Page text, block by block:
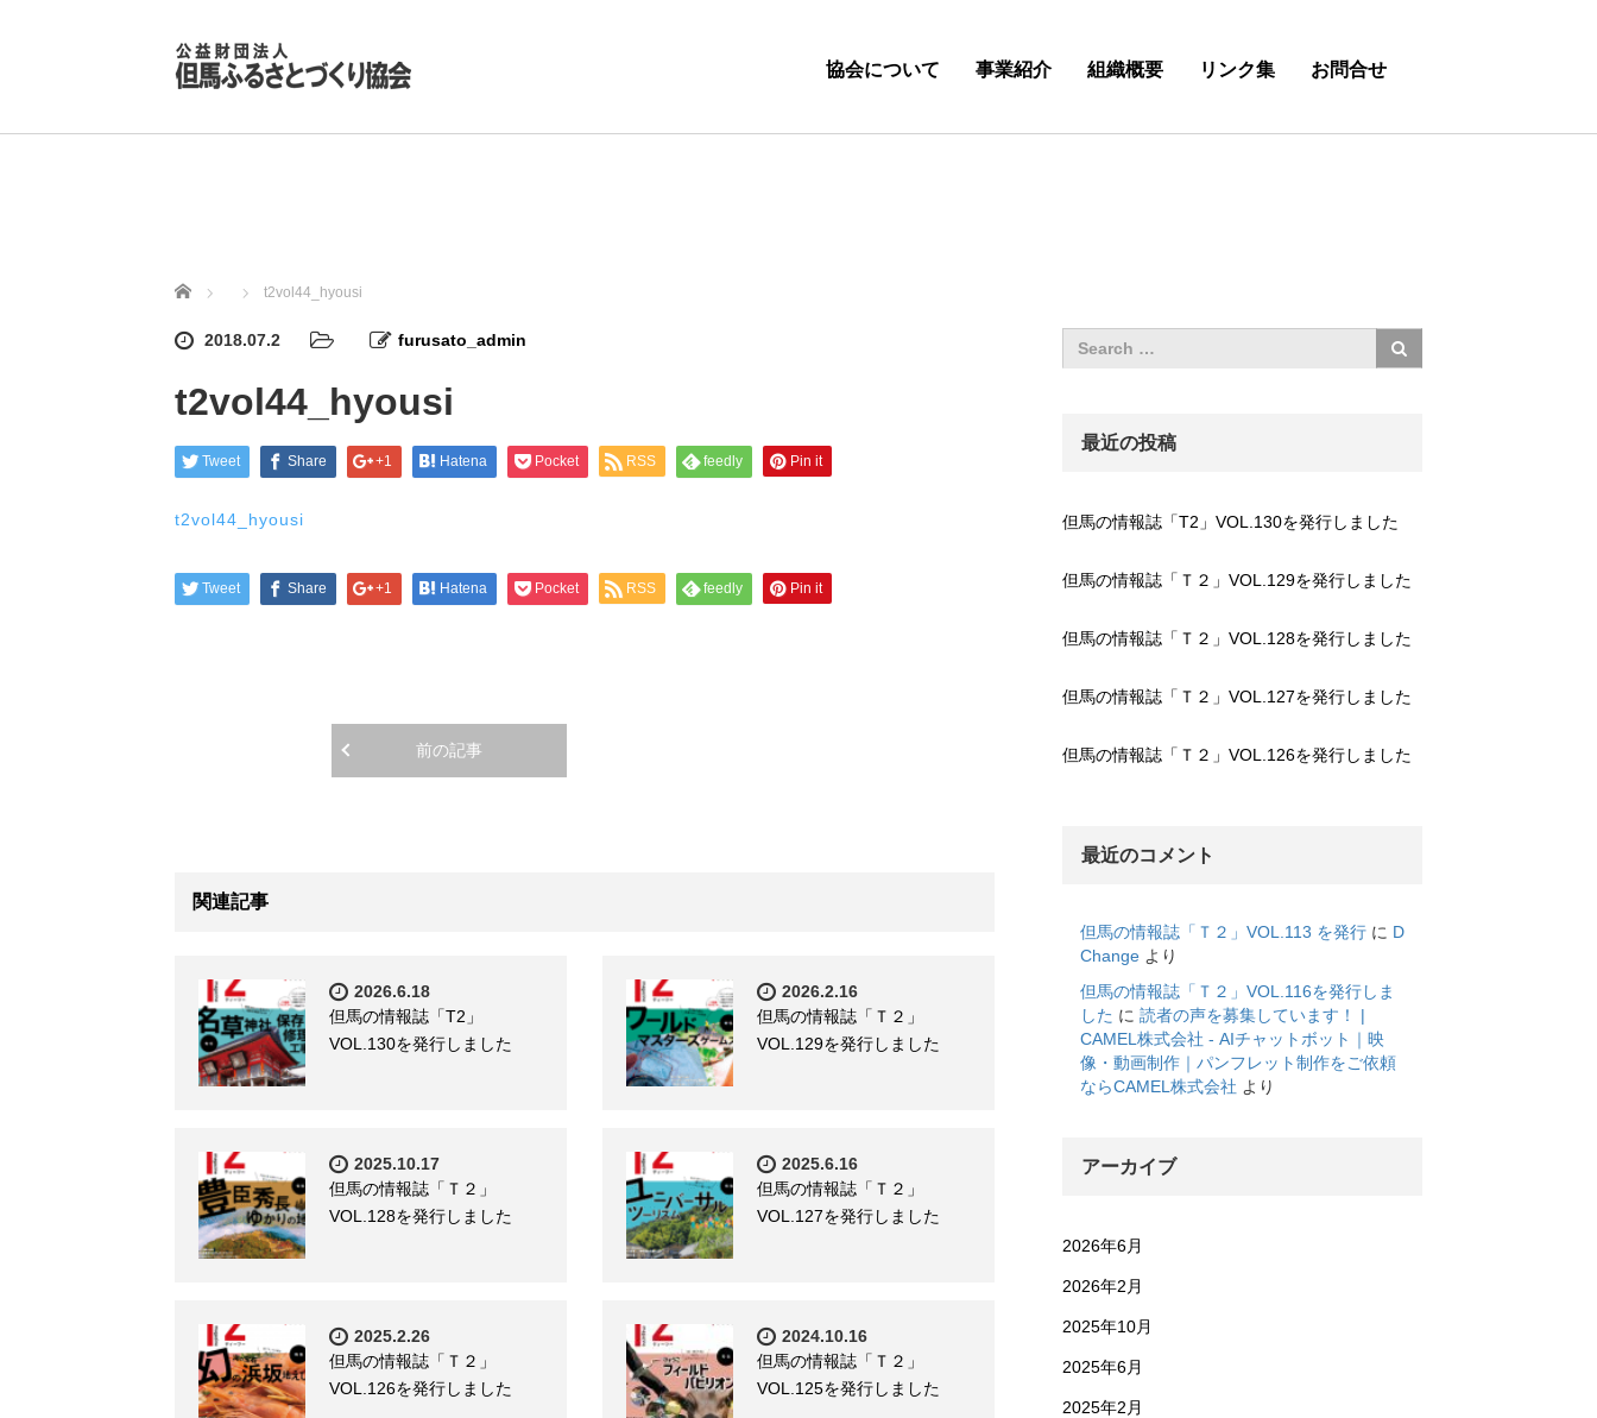
協会について 事業紹介 組織概要 リンク集 お問合せ
ホーム t2vol44_hyousi
2018.07.2 furusato_admin
t2vol44_hyousi
Tweet Share +1 Hatena Pocket RSS feedly Pin it
t2vol44_hyousi
Tweet Share +1 Hatena Pocket RSS feedly Pin it
前の記事
関連記事
2026.6.18
但馬の情報誌「T2」
VOL.130を発行しました
2026.2.16
但馬の情報誌「Ｔ２」
VOL.129を発行しました
2025.10.17
但馬の情報誌「Ｔ２」
VOL.128を発行しました
2025.6.16
但馬の情報誌「Ｔ２」
VOL.127を発行しました
2025.2.26
但馬の情報誌「Ｔ２」
VOL.126を発行しました
2024.10.16
但馬の情報誌「Ｔ２」
VOL.125を発行しました
最近の投稿
但馬の情報誌「T2」VOL.130を発行しました
但馬の情報誌「Ｔ２」VOL.129を発行しました
但馬の情報誌「Ｔ２」VOL.128を発行しました
但馬の情報誌「Ｔ２」VOL.127を発行しました
但馬の情報誌「Ｔ２」VOL.126を発行しました
最近のコメント
但馬の情報誌「Ｔ２」VOL.113 を発行 に D
Change より
但馬の情報誌「Ｔ２」VOL.116を発行しま
した に 読者の声を募集しています！ |
CAMEL株式会社 - AIチャットボット｜映
像・動画制作｜パンフレット制作をご依頼
ならCAMEL株式会社 より
アーカイブ
2026年6月
2026年2月
2025年10月
2025年6月
2025年2月